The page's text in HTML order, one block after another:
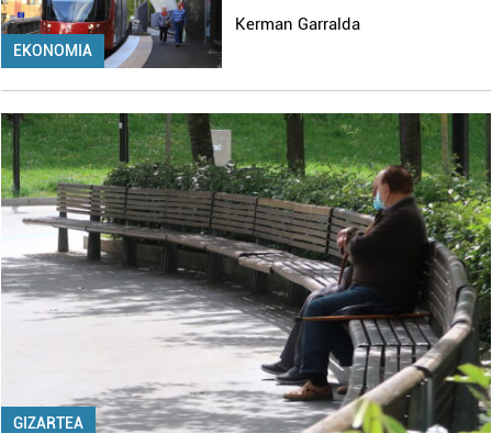
EKONOMIA
Kerman Garralda
GIZARTEA